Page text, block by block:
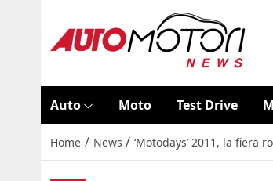
Auto Moto Test Drive
Home / News / ‘Motodays’ 2011, la fiera